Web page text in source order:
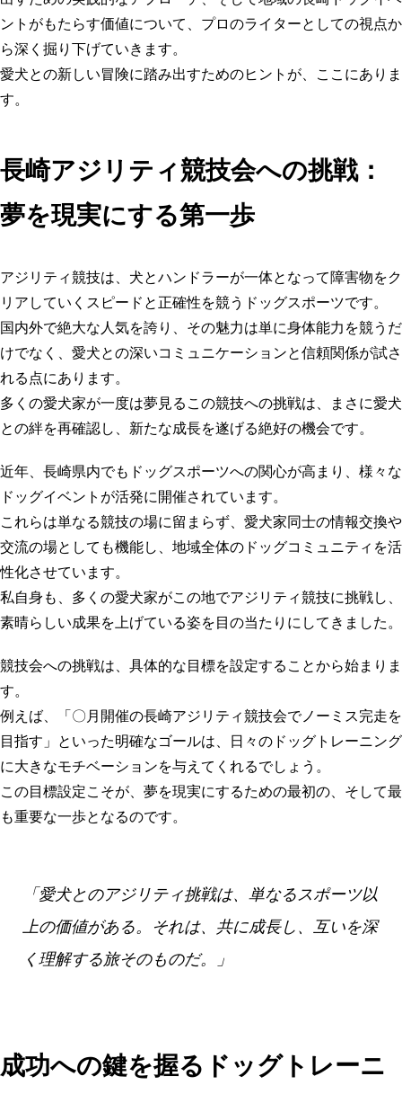
ント がもたらす価値について、プロのライターとしての視点か
ら深く掘り下げていきます。
愛犬との新しい冒険に踏み出すためのヒントが、ここにありま
す。
長崎アジリティ競技会への挑戦：
夢を現実にする第一歩
アジリティ競技は、犬とハンドラーが一体となって障害物をク
リアしていくスピードと正確性を競うドッグスポーツです。
国内外で絶大な人気を誇り、その魅力は単に身体能力を競うだ
けでなく、愛犬との深いコミュニケーションと信頼関係が試さ
れる点にあります。
多くの愛犬家が一度は夢見るこの競技への挑戦は、まさに愛犬
との絆を再確認し、新たな成長を遂げる絶好の機会です。
近年、長崎県内でもドッグスポーツへの関心が高まり、様々な
ドッグイベント が活発に開催されています。
これらは単なる競技の場に留まらず、愛犬家同士の情報交換や
交流の場としても機能し、地域全体のドッグコミュニティを活
性化させています。
私自身も、多くの愛犬家がこの地でアジリティ競技に挑戦し、
素晴らしい成果を上げている姿を目の当たりにしてきました。
競技会への挑戦は、具体的な目標を設定することから始まりま
す。
例えば、「〇月開催の長崎アジリティ競技会でノーミス完走を
目指す」といった明確なゴールは、日々の ドッグトレーニング
に大きなモチベーションを与えてくれるでしょう。
この目標設定こそが、夢を現実にするための最初の、そして最
も重要な一歩となるのです。
「愛犬とのアジリティ挑戦は、単なるスポーツ以
上の価値がある。それは、共に成長し、互いを深
く理解する旅そのものだ。」
成功への鍵を握るドッグトレーニ